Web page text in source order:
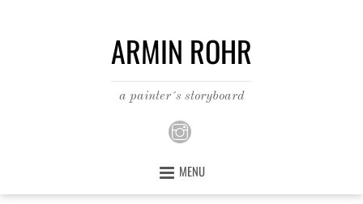
ARMIN ROHR
a painter´s storyboard
MENU